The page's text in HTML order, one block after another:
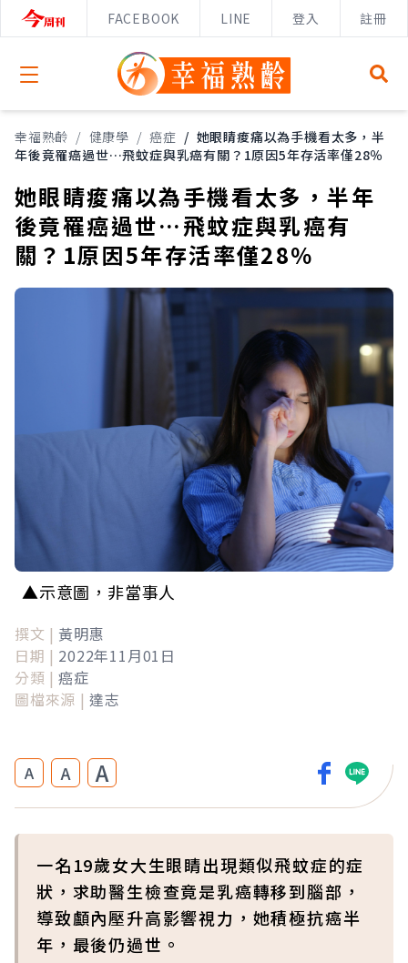
FACEBOOK LINE 登入 註冊
Open menu
幸福熟齡 / 健康學 / 癌症 / 她眼睛痠痛以為手機看太多，半
年後竟罹癌過世…飛蚊症與乳癌有關？1原因5年存活率僅28％
她眼睛痠痛以為手機看太多，半年
後竟罹癌過世…飛蚊症與乳癌有
關？1原因5年存活率僅28％
▲示意圖，非當事人
撰文 | 黃明惠
日期 | 2022年11月01日
分類 | 癌症
圖檔來源 | 達志
A A A
一名19歲女大生眼睛出現類似飛蚊症的症
狀，求助醫生檢查竟是乳癌轉移到腦部，
導致顱內壓升高影響視力，她積極抗癌半
年，最後仍過世。